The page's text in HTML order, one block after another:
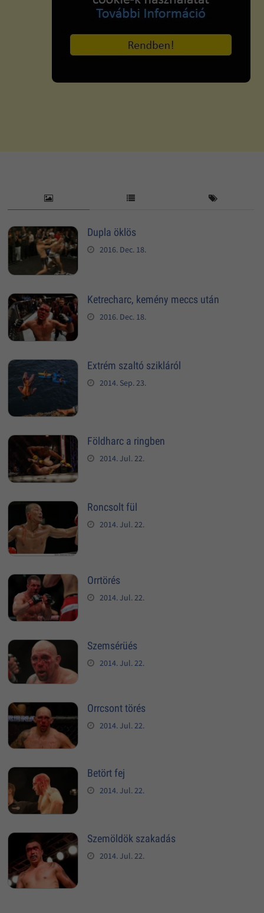
Dupla öklös
2016. Dec. 18.
Ketrecharc, kemény meccs után
2016. Dec. 18.
Extrém szaltó szikláról
2014. Sep. 23.
Földharc a ringben
2014. Jul. 22.
Roncsolt fül
2014. Jul. 22.
Orrtörés
2014. Jul. 22.
Szemsérüés
2014. Jul. 22.
Orrcsont törés
2014. Jul. 22.
Betört fej
2014. Jul. 22.
Szemöldök szakadás
2014. Jul. 22.